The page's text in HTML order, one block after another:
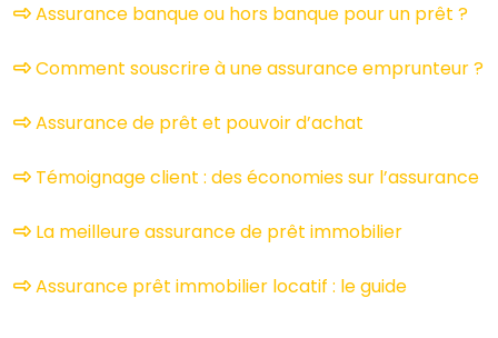
Assurance banque ou hors banque pour un prêt ?
Comment souscrire à une assurance emprunteur ?
Assurance de prêt et pouvoir d’achat
Témoignage client : des économies sur l’assurance
La meilleure assurance de prêt immobilier
Assurance prêt immobilier locatif : le guide